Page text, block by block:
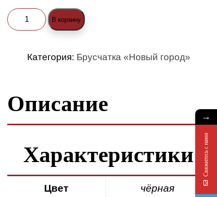
Количество
товара
(h60мм)
В корзину
Категория: Брусчатка «Новый город»
Описание
Характеристики
Цвет чёрная
→
Свяжитесь с нами